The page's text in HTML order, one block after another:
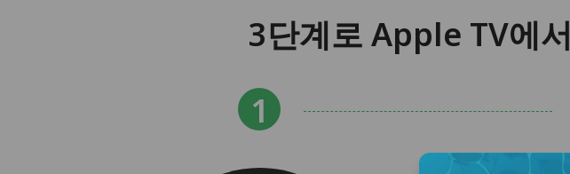
3단계로 Apple TV에